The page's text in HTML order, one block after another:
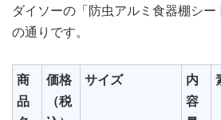
ダイソーの「防虫アルミ食器棚シ
の通りです。
商
品
価格
（税
サイズ
内
容